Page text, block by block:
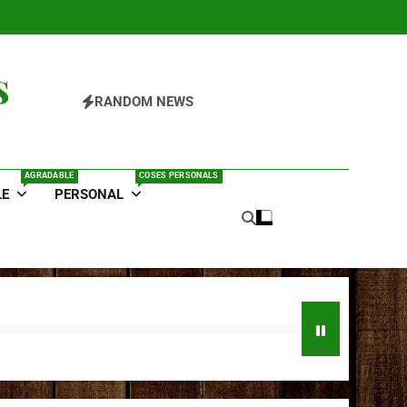
RANDOM NEWS
AGRADABLE
PERSONAL
COSES PERSONALS